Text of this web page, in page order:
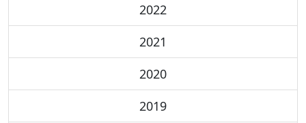
2022
2021
2020
2019